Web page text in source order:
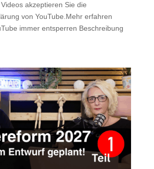
akzeptieren Sie die
von YouTube.Mehr erfahren
immer entsperren Beschreibung